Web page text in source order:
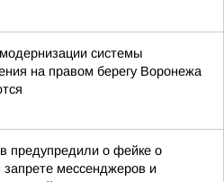
системы
на правом берегу Воронежа
предупредили о фейке о
мессенджеров и